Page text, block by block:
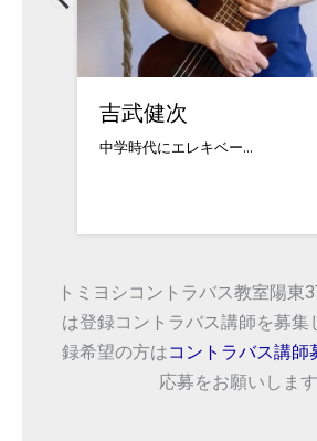
学時代にエレキベー...
トミヨシコントラバス教室陽東
は登録コントラバス講師を募集
録希望の方はコントラバス講師
応募をお願いします